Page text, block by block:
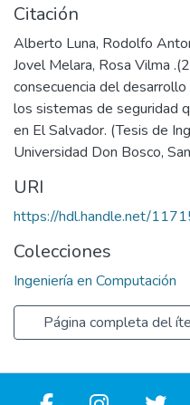
Citación
Alberto Luna, Rodolfo
Jovel Melara, Rosa Vilma
consecuencia del
los sistemas de seguridad
en El Salvador. (Tesis de
Universidad Don Bosco,
URI
https://hdl.handle.net/
Colecciones
Ingeniería en Computación
Página completa del